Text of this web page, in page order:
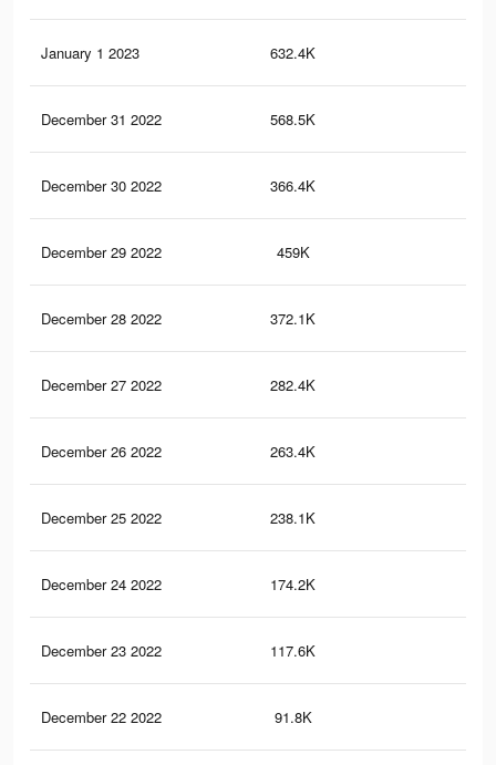
January 1 2023 632.4K
December 31 2022 568.5K
December 30 2022 366.4K
December 29 2022 459K
December 28 2022 372.1K
December 27 2022 282.4K
December 26 2022 263.4K
December 25 2022 238.1K
December 24 2022 174.2K
December 23 2022 117.6K
December 22 2022 91.8K